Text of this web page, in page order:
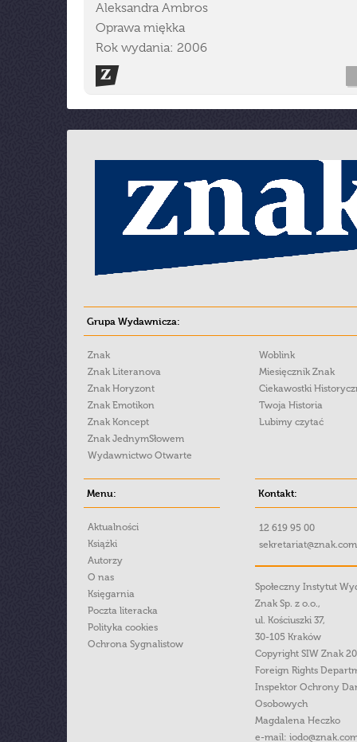
Aleksandra Ambros
Oprawa miękka
Rok wydania: 2006
Grupa Wydawnicza:
Znak
Znak Literanova
Znak Horyzont
Znak Emotikon
Znak Koncept
Znak JednymSłowem
Wydawnictwo Otwarte
Woblink
Miesięcznik Znak
Ciekawostki
Twoja Historia
Lubimy czytać
Menu:
Aktualności
Książki
Autorzy
O nas
Księgarnia
Poczta literacka
Polityka cookies
Ochrona Sygnalistow
Kontakt:
12 619 95 00
Społeczny Instytut
Znak Sp. z o.o.,
ul. Kościuszki 37,
30-105 Kraków
Copyright SIW Znak
Foreign Rights
Inspektor Ochrony
Osobowych
Magdalena Heczko
e-mail: